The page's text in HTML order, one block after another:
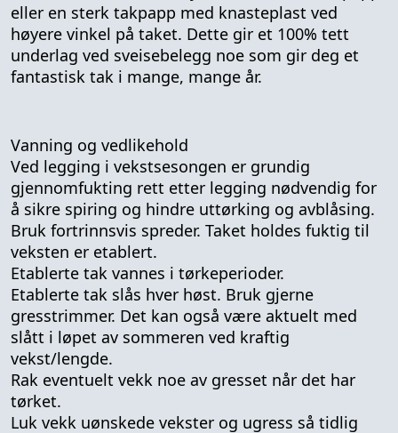
eller en sterk takpapp med knasteplast ved
høyere vinkel på taket. Dette gir et 100% tett
underlag ved sveisebelegg noe som gir deg et
fantastisk tak i mange, mange år.
Vanning og vedlikehold
Ved legging i vekstsesongen er grundig
gjennomfukting rett etter legging nødvendig for
å sikre spiring og hindre uttørking og avblåsing.
Bruk fortrinnsvis spreder. Taket holdes fuktig til
veksten er etablert.
Etablerte tak vannes i tørkeperioder.
Etablerte tak slås hver høst. Bruk gjerne
gresstrimmer. Det kan også være aktuelt med
slått i løpet av sommeren ved kraftig
vekst/lengde.
Rak eventuelt vekk noe av gresset når det har
tørket.
Luk vekk uønskede vekster og ugress så tidlig